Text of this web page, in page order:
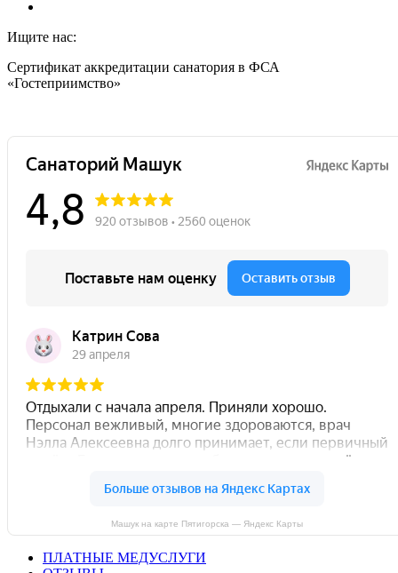
Ищите нас:
Страница
Вконтакте
Страница
Telegram
Сертификат аккредитации санатория в ФСА
«Гостеприимство»
Машук на карте Пятигорска — Яндекс Карты
ПЛАТНЫЕ МЕДУСЛУГИ